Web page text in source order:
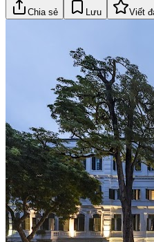
Chia sẻ Lưu Viết